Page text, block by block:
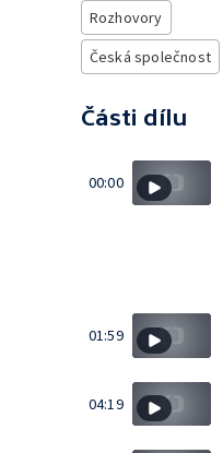
Rozhovory
Česká společnost
Části dílu
00:00
01:59
04:19